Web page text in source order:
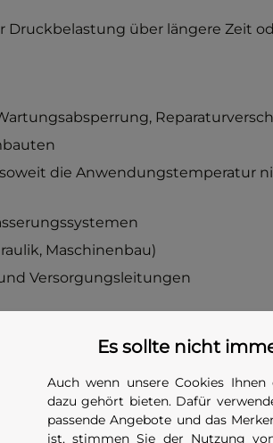
Druckbelastung über längere Zeit
die Anwendungstemperatur
Maschinenbau)
Versorgungsleitungen
erhebliche Kräfte. Beispiel:
entspricht dem Eigengewicht
gegen Ausschub
und Rohrwand darf
Es sollte nicht
Auch wenn unsere Cookies
dazu gehört bieten. Dafür
passende Angebote und das
ist, stimmen Sie der Nutzung